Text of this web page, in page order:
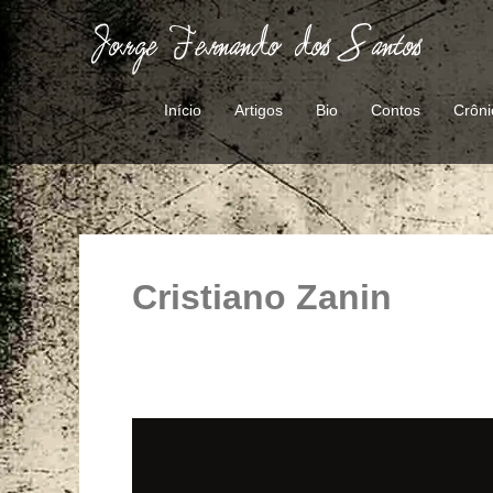
Ir
para
conteúdo
Início Artigos Bio Contos
Cristiano Zanin